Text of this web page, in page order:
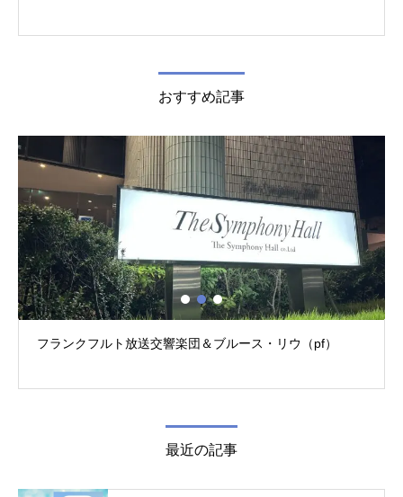
おすすめ記事
フランクフルト放送交響楽団＆ブルース・リウ（pf）
最近の記事